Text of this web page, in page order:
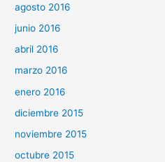
agosto 2016
junio 2016
abril 2016
marzo 2016
enero 2016
diciembre 2015
noviembre 2015
octubre 2015